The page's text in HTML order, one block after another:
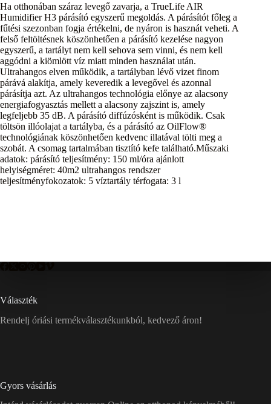
Ha otthonában száraz levegő zavarja, a TrueLife AIR
Humidifier H3 párásító egyszerű megoldás. A párásítót főleg a
fűtési szezonban fogja értékelni, de nyáron is hasznát veheti. A
felső feltöltésnek köszönhetően a párásító kezelése nagyon
egyszerű, a tartályt nem kell sehova sem vinni, és nem kell
aggódni a kiömlött víz miatt minden használat után.
Ultrahangos elven működik, a tartályban lévő vizet finom
párává alakítja, amely keveredik a levegővel és azonnal
párásítja azt. Az ultrahangos technológia előnye az alacsony
energiafogyasztás mellett a alacsony zajszint is, amely
legfeljebb 35 dB. A párásító diffúzósként is működik. Csak
töltsön illóolajat a tartályba, és a párásító az OilFlow®
technológiának köszönhetően kedvenc illatával tölti meg a
szobát. A csomag tartalmában tisztító kefe található.Műszaki
adatok: párásító teljesítmény: 150 ml/óra ajánlott
helyiségméret: 40m2 ultrahangos rendszer
teljesítményfokozatok: 5 víztartály térfogata: 3 l
Választék
Rendelj óriási termékválasztékunkból, kedvező áron!
Gyors vásárlás